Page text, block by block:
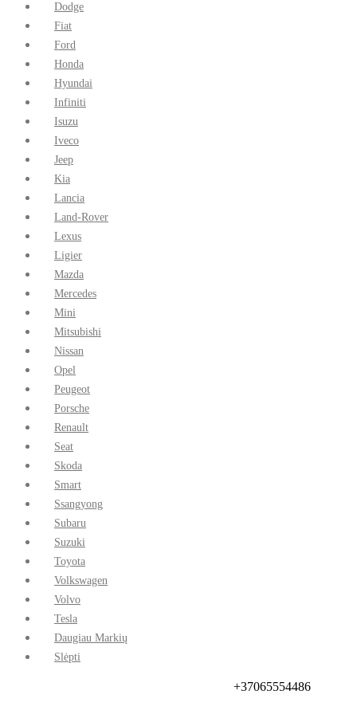
Dodge
Fiat
Ford
Honda
Hyundai
Infiniti
Isuzu
Iveco
Jeep
Kia
Lancia
Land-Rover
Lexus
Ligier
Mazda
Mercedes
Mini
Mitsubishi
Nissan
Opel
Peugeot
Porsche
Renault
Seat
Skoda
Smart
Ssangyong
Subaru
Suzuki
Toyota
Volkswagen
Volvo
Tesla
Daugiau Markių
Slėpti
+37065554486